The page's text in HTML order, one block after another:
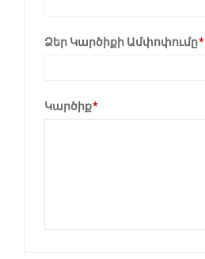
*
Ձեր Կարծիքի Ամփոփումը
*
Կարծիք